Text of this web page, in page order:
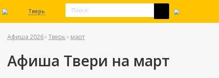
Тверь
Афиша 2026› Тверь › март
Афиша Твери на март